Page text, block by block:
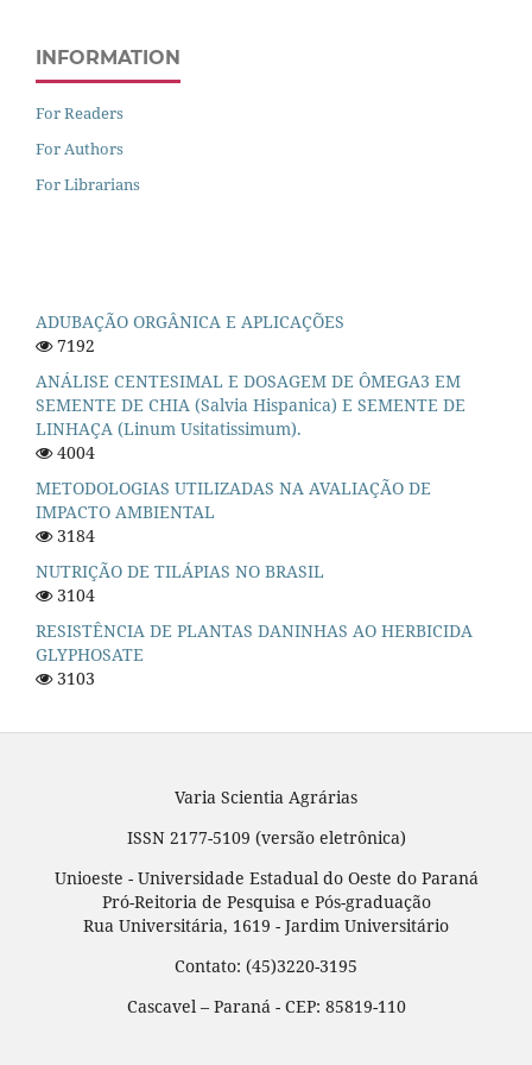
INFORMATION
For Readers
For Authors
For Librarians
ADUBAÇÃO ORGÂNICA E APLICAÇÕES
7192
ANÁLISE CENTESIMAL E DOSAGEM DE ÔMEGA3 EM
SEMENTE DE CHIA (Salvia Hispanica) E SEMENTE DE
LINHAÇA (Linum Usitatissimum).
4004
METODOLOGIAS UTILIZADAS NA AVALIAÇÃO DE
IMPACTO AMBIENTAL
3184
NUTRIÇÃO DE TILÁPIAS NO BRASIL
3104
RESISTÊNCIA DE PLANTAS DANINHAS AO HERBICIDA
GLYPHOSATE
3103
Varia Scientia Agrárias
ISSN 2177-5109 (versão eletrônica)
Unioeste - Universidade Estadual do Oeste do Paraná
Pró-Reitoria de Pesquisa e Pós-graduação
Rua Universitária, 1619 - Jardim Universitário
Contato: (45)3220-3195
Cascavel – Paraná - CEP: 85819-110